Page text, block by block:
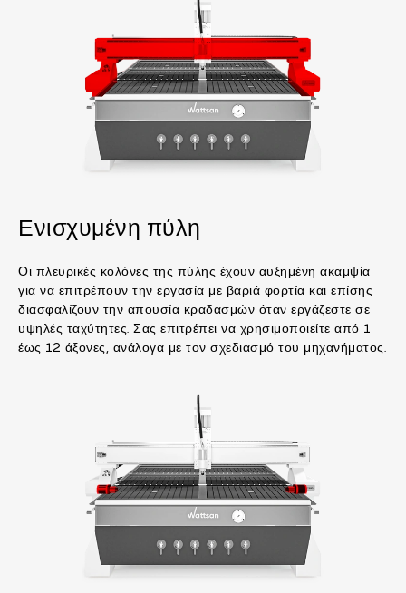
Ενισχυμένη πύλη
Οι πλευρικές κολόνες της πύλης έχουν αυξημένη ακαμψία
για να επιτρέπουν την εργασία με βαριά φορτία και επίσης
διασφαλίζουν την απουσία κραδασμών όταν εργάζεστε σε
υψηλές ταχύτητες. Σας επιτρέπει να χρησιμοποιείτε από 1
έως 12 άξονες, ανάλογα με τον σχεδιασμό του μηχανήματος.